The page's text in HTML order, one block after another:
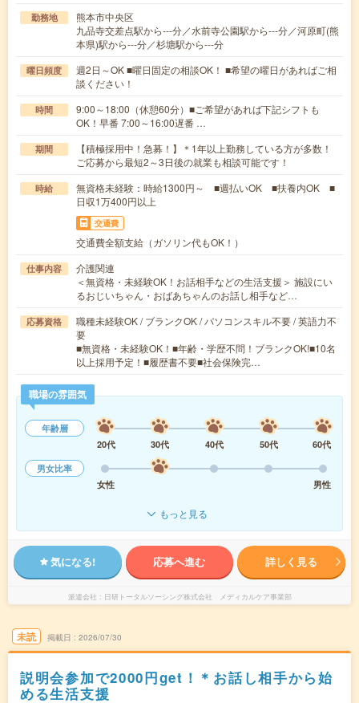
勤務地
熊本市中央区
九品寺交差点駅から---分／水前寺公園駅から---分／河原町(熊
本県)駅から---分／杉塘駅から---分
曜日頻度
週2日～OK ■曜日固定の相談OK！ ■希望の曜日があればご相
談ください！
時間
9:00～18:00（休憩60分）■ご希望があれば下記シフトも
OK！早番 7:00～16:00遅番 …
期間
【積極採用中！急募！】＊1年以上勤務している方が多数！
ご応募から最短2～3日後の就業も相談可能です！
時給
無資格未経験：時給1300円～ ■週払いOK ■扶養内OK ■
日収1万400円以上
交通費
交通費全額支給（ガソリン代もOK！）
仕事内容
介護関連
＜無資格・未経験OK！お話相手などの生活支援＞ 施設にい
るおじいちゃん・おばあちゃんのお話し相手など…
応募資格
職種未経験OK / ブランクOK / パソコンスキル不要 / 英語力不
要
■無資格・未経験OK！■年齢・学歴不問！ブランクOK!■10名
以上採用予定！■履歴書不要■社会保険完…
職場の雰囲気
年齢層
20代
30代 40代 50代
60代
男女比率
女性
男性
もっと見る
気になる! 応募へ進む 詳しく見る
派遣会社 日研トータルソーシング株式会社 メディカルケア事業部
未読 掲載日 2026/07/30
説明会参加で2000円get！＊お話し相手から始
める生活支援